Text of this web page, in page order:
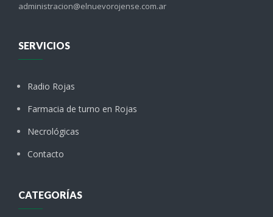
administracion@elnuevorojense.com.ar
SERVICIOS
Radio Rojas
Farmacia de turno en Rojas
Necrológicas
Contacto
CATEGORÍAS